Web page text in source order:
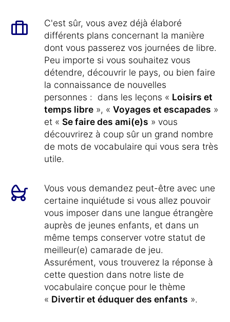
C'est sûr, vous avez déjà élaboré
différents plans concernant la manière
dont vous passerez vos journées de libre.
Peu importe si vous souhaitez vous
détendre, découvrir le pays, ou bien faire
la connaissance de nouvelles
personnes : dans les leçons « Loisirs et
temps libre », « Voyages et escapades »
et « Se faire des ami(e)s » vous
découvrirez à coup sûr un grand nombre
de mots de vocabulaire qui vous sera très
utile.
Vous vous demandez peut-être avec une
certaine inquiétude si vous allez pouvoir
vous imposer dans une langue étrangère
auprès de jeunes enfants, et dans un
même temps conserver votre statut de
meilleur(e) camarade de jeu.
Assurément, vous trouverez la réponse à
cette question dans notre liste de
vocabulaire conçue pour le thème
« Divertir et éduquer des enfants ».